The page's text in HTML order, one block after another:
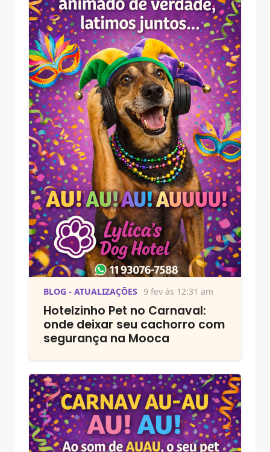
BLOG - ATUALIZAÇÕES 9 fev às 12:31 am
Hotelzinho Pet no Carnaval:
onde deixar seu cachorro com
segurança na Mooca